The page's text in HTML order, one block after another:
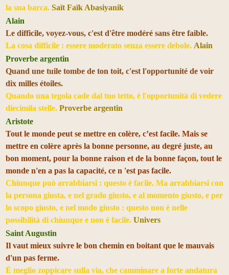
la sua barca. Saït Faïk Abasiyanik
Alain
Le difficile, voyez-vous, c'est d'être modéré sans être faible.
La cosa difficile : essere moderato senza essere debole. Alain
Proverbe argentin
Quand une tuile tombe de ton toit, c'est l'opportunité de voir
dix milles étoiles.
Quando una tegola cade dal tuo tetto, è l'opportunità di vedere
diecimila stelle. Proverbe argentin
Aristote
Tout le monde peut se mettre en colère, c’est facile. Mais se
mettre en colère après la bonne personne, au degré juste, au
bon moment, pour la bonne raison et de la bonne façon, tout le
monde n'en a pas la capacité, ce n 'est pas facile.
Chiunque può arrabbiarsi : questo è facile. Ma arrabbiarsi con
la persona giusta, e nel grado giusto, e al momento giusto, e per
lo scopo giusto, e nel modo giusto : questo non è nelle
possibilità di chiunque e non è facile. Univers
Saint Augustin
Il vaut mieux suivre le bon chemin en boitant que le mauvais
d'un pas ferme.
È meglio zoppicare sulla via, che camminare a forte andatura